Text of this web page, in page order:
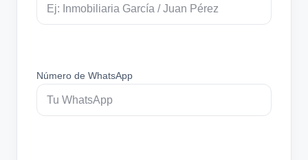
Número de WhatsApp